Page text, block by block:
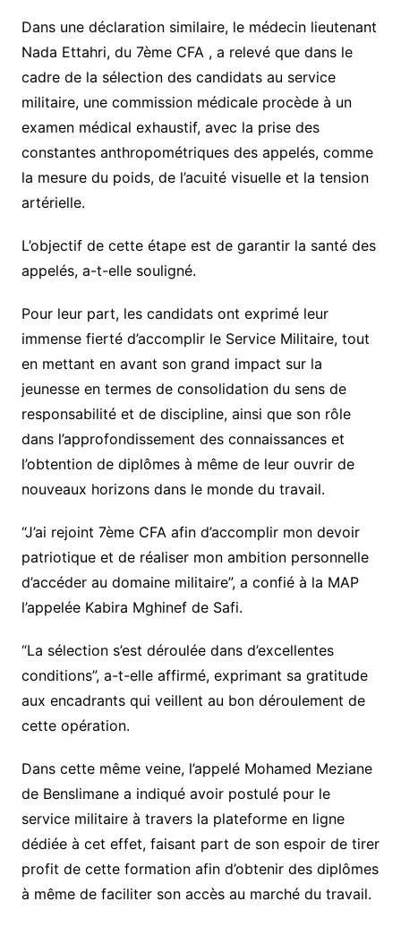
Dans une déclaration similaire, le médecin lieutenant
Nada Ettahri, du 7ème CFA , a relevé que dans le
cadre de la sélection des candidats au service
militaire, une commission médicale procède à un
examen médical exhaustif, avec la prise des
constantes anthropométriques des appelés, comme
la mesure du poids, de l’acuité visuelle et la tension
artérielle.
L’objectif de cette étape est de garantir la santé des
appelés, a-t-elle souligné.
Pour leur part, les candidats ont exprimé leur
immense fierté d’accomplir le Service Militaire, tout
en mettant en avant son grand impact sur la
jeunesse en termes de consolidation du sens de
responsabilité et de discipline, ainsi que son rôle
dans l’approfondissement des connaissances et
l’obtention de diplômes à même de leur ouvrir de
nouveaux horizons dans le monde du travail.
“J’ai rejoint 7ème CFA afin d’accomplir mon devoir
patriotique et de réaliser mon ambition personnelle
d’accéder au domaine militaire”, a confié à la MAP
l’appelée Kabira Mghinef de Safi.
“La sélection s’est déroulée dans d’excellentes
conditions”, a-t-elle affirmé, exprimant sa gratitude
aux encadrants qui veillent au bon déroulement de
cette opération.
Dans cette même veine, l’appelé Mohamed Meziane
de Benslimane a indiqué avoir postulé pour le
service militaire à travers la plateforme en ligne
dédiée à cet effet, faisant part de son espoir de tirer
profit de cette formation afin d’obtenir des diplômes
à même de faciliter son accès au marché du travail.